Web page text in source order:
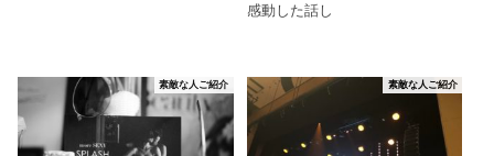
感動した話し
素敵な人ご紹介 素敵な人ご紹介